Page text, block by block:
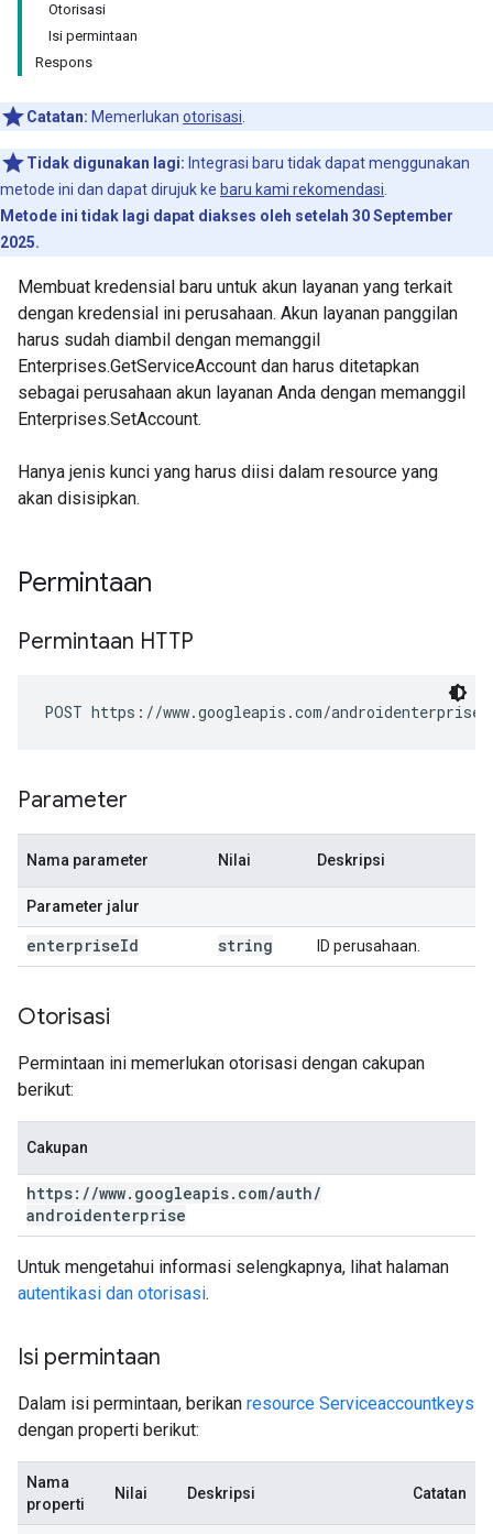
Otorisasi
Isi permintaan
Respons
Catatan: Memerlukan otorisasi
Tidak digunakan lagi: Integrasi baru tidak dapat menggunakan
metode ini dan dapat dirujuk ke baru kami rekomendasi
Metode ini tidak lagi dapat diakses oleh setelah 30 September
2025.
Membuat kredensial baru untuk akun layanan yang terkait
dengan kredensial ini perusahaan. Akun layanan panggilan
harus sudah diambil dengan memanggil
Enterprises.GetServiceAccount dan harus ditetapkan
sebagai perusahaan akun layanan Anda dengan memanggil
Enterprises.SetAccount.
Hanya jenis kunci yang harus diisi dalam resource yang
akan disisipkan.
Permintaan
Permintaan HTTP
POST https://www.googleapis.com/
Parameter
Nama parameter Nilai Deskripsi
Parameter jalur
enterpriseId string ID perusahaan.
Otorisasi
Permintaan ini memerlukan otorisasi dengan cakupan
berikut:
Cakupan
https: //www. googleapis. com/auth/
androidenterprise
Untuk mengetahui informasi selengkapnya, lihat halaman
autentikasi dan otorisasi.
Isi permintaan
Dalam isi permintaan, berikan resource Serviceaccountkeys
dengan properti berikut:
Nama
properti
Nilai Deskripsi Catatan